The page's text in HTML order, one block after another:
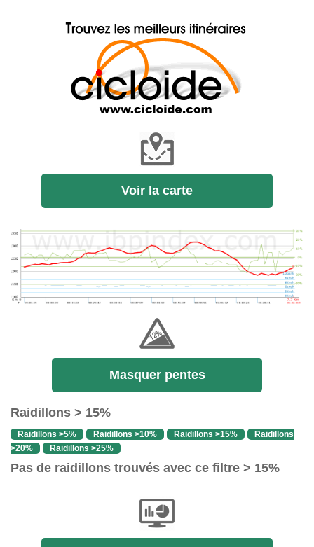
Voir la carte
Masquer pentes
Raidillons > 15%
Raidillons >5% Raidillons >10% Raidillons >15%
Raidillons
>20%
Raidillons >25%
Pas de raidillons trouvés avec ce filtre > 15%